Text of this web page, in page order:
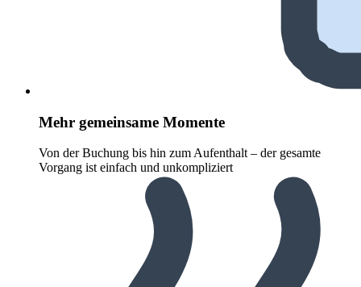
Mehr gemeinsame Momente
Von der Buchung bis hin zum Aufenthalt – der gesamte
Vorgang ist einfach und unkompliziert